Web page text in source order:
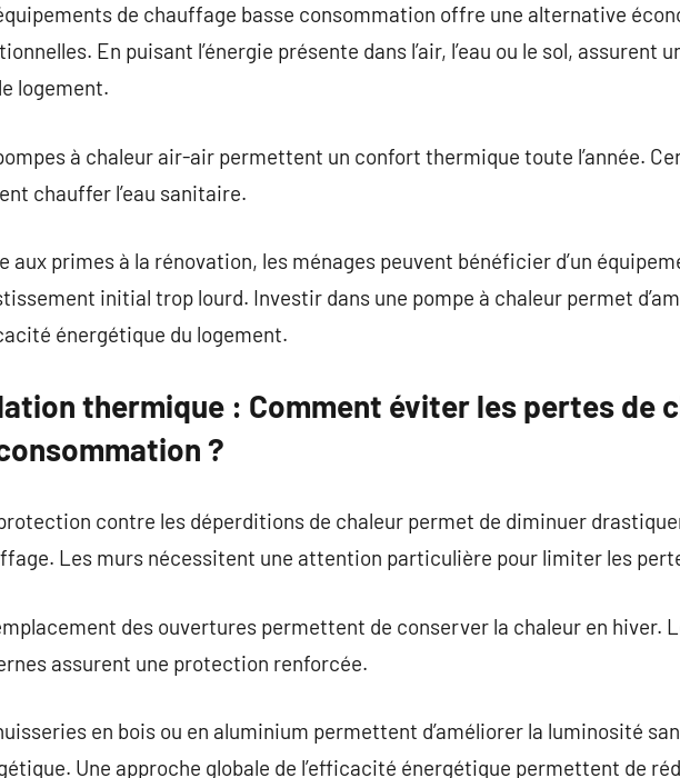
de chauffage basse consommation offre une alternative
En puisant l’énergie présente dans l’air, l’eau ou le sol, assurent
logement.
à chaleur air-air permettent un confort thermique toute l’année.
chauffer l’eau sanitaire.
aux primes à la rénovation, les ménages peuvent bénéficier d’un
initial trop lourd. Investir dans une pompe à chaleur permet
énergétique du logement.
thermique : Comment éviter les pertes de
?
contre les déperditions de chaleur permet de diminuer
Les murs nécessitent une attention particulière pour limiter les
des ouvertures permettent de conserver la chaleur en hiver.
assurent une protection renforcée.
en bois ou en aluminium permettent d’améliorer la luminosité
Une approche globale de l’efficacité énergétique permettent de